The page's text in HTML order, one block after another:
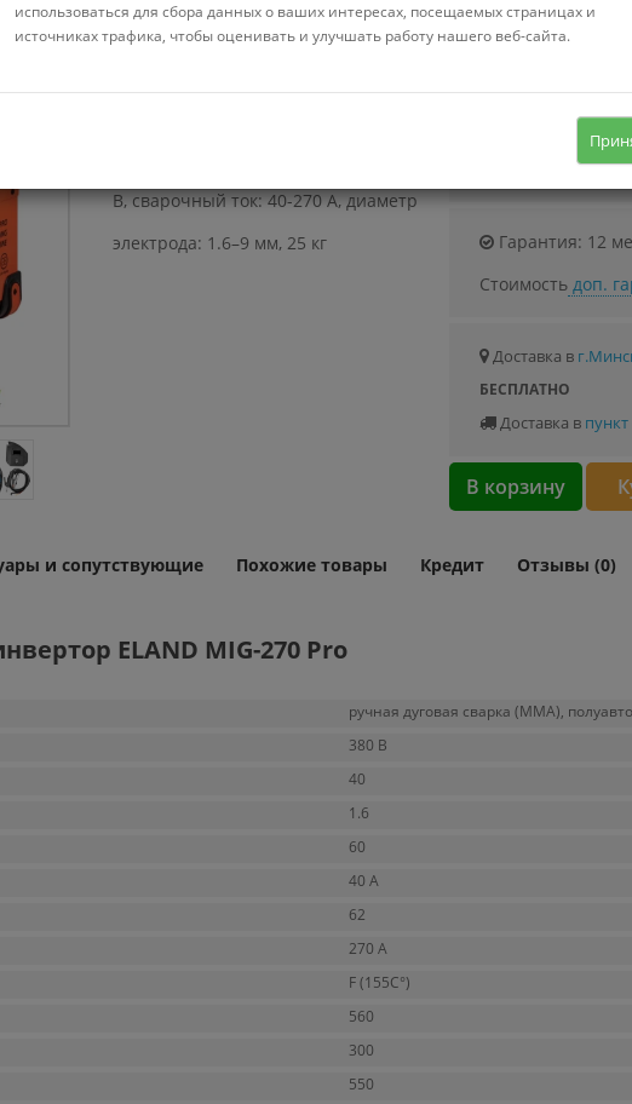
В, сварочный ток: 40-270 А, диаметр
электрода: 1.6–9 мм, 25 кг
Можно купить в
Стоимость от 29.46
Узнать о
Гарантия: 12
Стоимостьдоп.
Доставка в
БЕСПЛАТНО
Доставка в
В корзину
и сопутствующие Похожие товары Кредит Отзывы (0)
ELAND MIG-270 Pro
ручная дуговая сварка (MMA),
380 В
40
1.6
60
40 А
62
270 А
F (155C°)
560
300
550
использоваться для сбора данных о ваших интересах, посещаемых страницах и
источниках трафика, чтобы оценивать и улучшать работу нашего веб-сайта.